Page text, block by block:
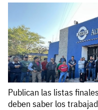
Publican las listas
deben saber los